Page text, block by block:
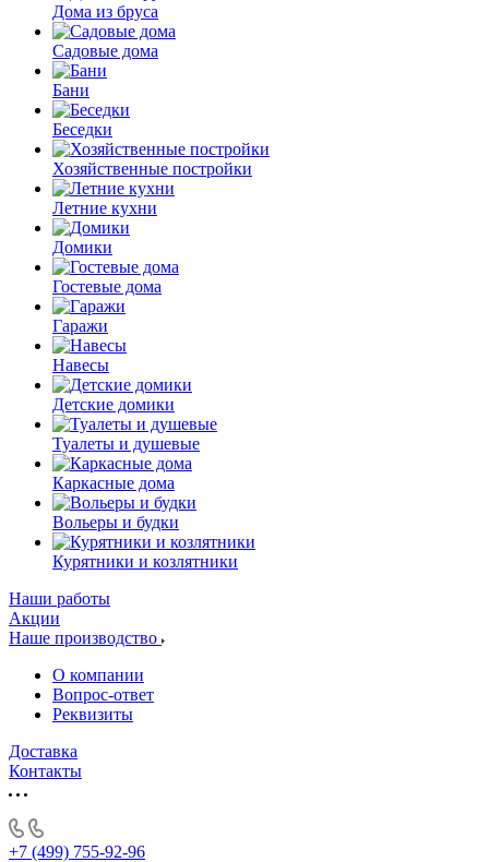
Дома из бруса
Садовые дома
Бани
Беседки
Хозяйственные постройки
Летние кухни
Домики
Гостевые дома
Гаражи
Навесы
Детские домики
Туалеты и душевые
Каркасные дома
Вольеры и будки
Курятники и козлятники
Наши работы
Акции
Наше производство
О компании
Вопрос-ответ
Реквизиты
Доставка
Контакты
+7 (499) 755-92-96